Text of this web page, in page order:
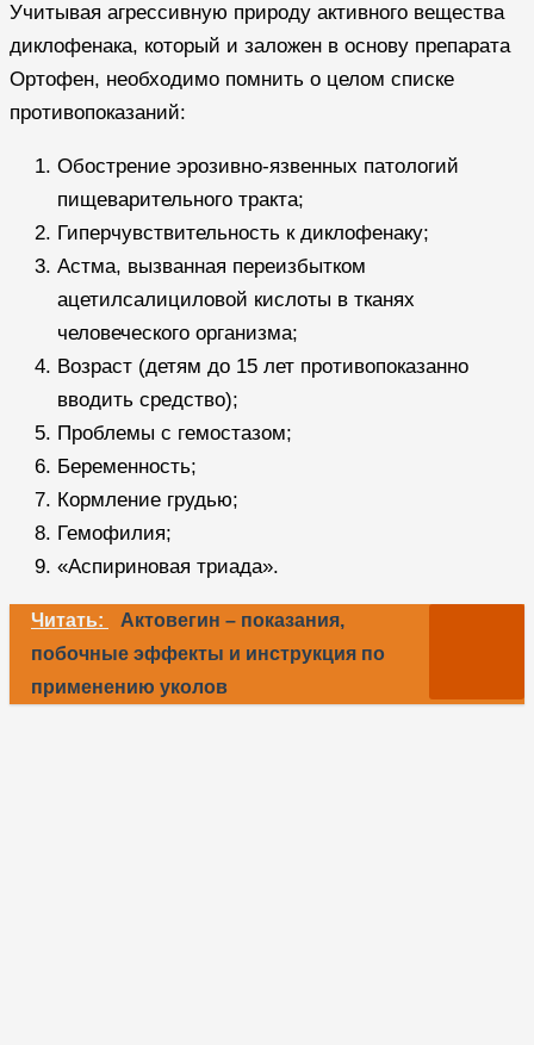
Учитывая агрессивную природу активного вещества
диклофенака, который и заложен в основу препарата
Ортофен, необходимо помнить о целом списке
противопоказаний:
Обострение эрозивно-язвенных патологий
пищеварительного тракта;
Гиперчувствительность к диклофенаку;
Астма, вызванная переизбытком
ацетилсалициловой кислоты в тканях
человеческого организма;
Возраст (детям до 15 лет противопоказанно
вводить средство);
Проблемы с гемостазом;
Беременность;
Кормление грудью;
Гемофилия;
«Аспириновая триада».
Читать:
Актовегин – показания,
побочные эффекты и инструкция по
применению уколов